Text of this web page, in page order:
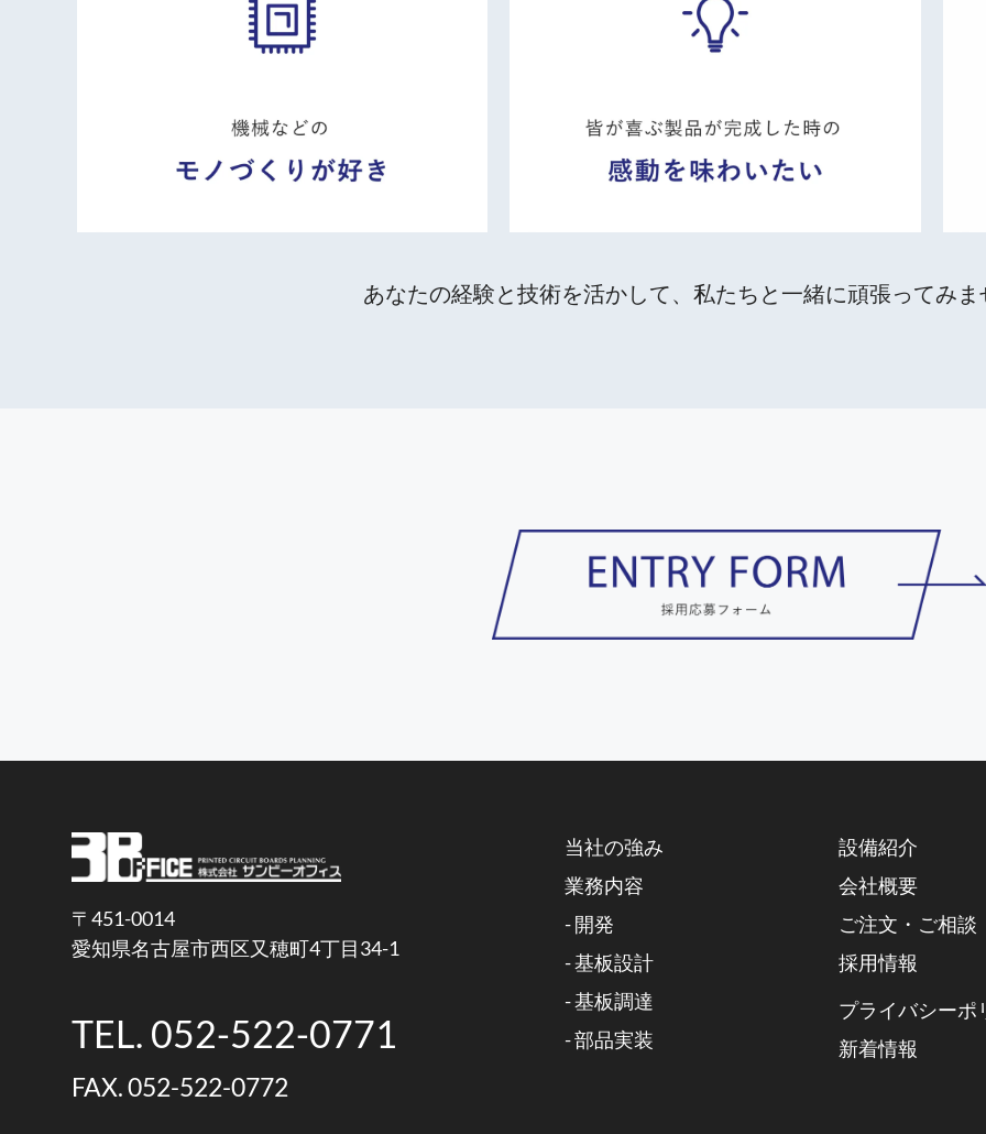
あなたの経験と技術を活かして、私たちと一緒に頑張ってみま
〒451-0014
愛知県名古屋市西区又穂町4丁目34-1
TEL. 052-522-0771
FAX. 052-522-0772
当社の強み
業務内容
- 開発
- 基板設計
- 基板調達
- 部品実装
設備紹介
会社概要
ご注文・ご相談
採用情報
プライバシーポ
新着情報